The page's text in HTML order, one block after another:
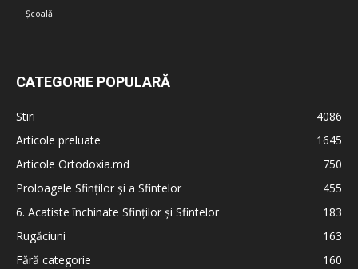
Școală
CATEGORIE POPULARĂ
Stiri
4086
Articole preluate
1645
Articole Ortodoxia.md
750
Proloagele Sfinților și a Sfintelor
455
6. Acatiste închinate Sfinților și Sfintelor
183
Rugăciuni
163
Fără categorie
160